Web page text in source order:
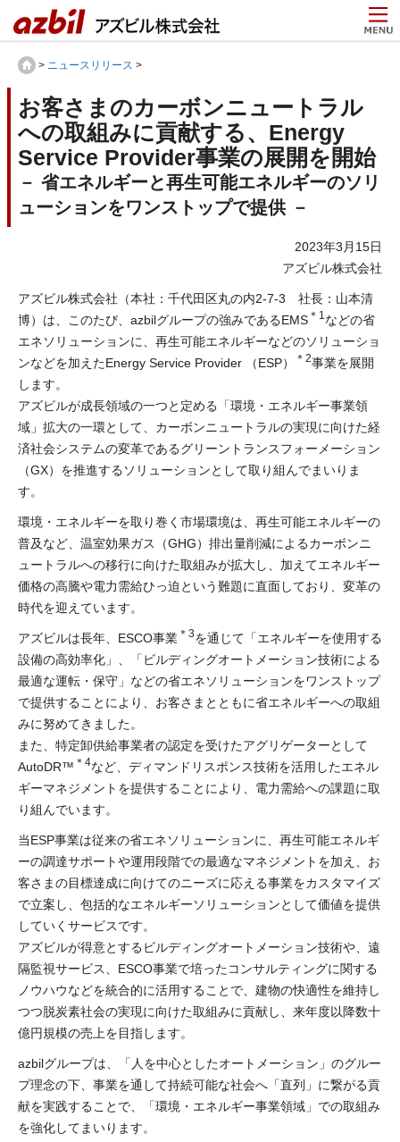
> ニュースリリース >
お客さまのカーボンニュートラル
への取組みに貢献する、Energy
Service Provider事業の展開を開始
－ 省エネルギーと再生可能エネルギーのソリ
ューションをワンストップで提供 －
2023年3月15日
アズビル株式会社
アズビル株式会社（本社：千代田区丸の内2-7-3 社長：山本清
博）は、このたび、azbilグループの強みであるEMS ＊1 などの省
エネソリューションに、再生可能エネルギーなどのソリューショ
ンなどを加えたEnergy Service Provider （ESP）
＊2事業を展開
します。
アズビルが成長領域の一つと定める「環境・エネルギー事業領
域」拡大の一環として、カーボンニュートラルの実現に向けた経
済社会システムの変革であるグリーントランスフォーメーション
（GX）を推進するソリューションとして取り組んでまいりま
す。
環境・エネルギーを取り巻く市場環境は、再生可能エネルギーの
普及など、温室効果ガス（GHG）排出量削減によるカーボンニ
ュートラルへの移行に向けた取組みが拡大し、加えてエネルギー
価格の高騰や電力需給ひっ迫という難題に直面しており、変革の
時代を迎えています。
アズビルは長年、ESCO事業 ＊3を通じて「エネルギーを使用する
設備の高効率化」、「ビルディングオートメーション技術による
最適な運転・保守」などの省エネソリューションをワンストップ
で提供することにより、お客さまとともに省エネルギーへの取組
みに努めてきました。
また、特定卸供給事業者の認定を受けたアグリゲーターとして
AutoDR™ ＊4など、ディマンドリスポンス技術を活用したエネル
ギーマネジメントを提供することにより、電力需給への課題に取
り組んでいます。
当ESP事業は従来の省エネソリューションに、再生可能エネルギ
ーの調達サポートや運用段階での最適なマネジメントを加え、お
客さまの目標達成に向けてのニーズに応える事業をカスタマイズ
で立案し、包括的なエネルギーソリューションとして価値を提供
していくサービスです。
アズビルが得意とするビルディングオートメーション技術や、遠
隔監視サービス、ESCO事業で培ったコンサルティングに関する
ノウハウなどを統合的に活用することで、建物の快適性を維持し
つつ脱炭素社会の実現に向けた取組みに貢献し、来年度以降数十
億円規模の売上を目指します。
azbilグループは、「人を中心としたオートメーション」のグルー
プ理念の下、事業を通して持続可能な社会へ「直列」に繋がる貢
献を実践することで、「環境・エネルギー事業領域」での取組み
を強化してまいります。